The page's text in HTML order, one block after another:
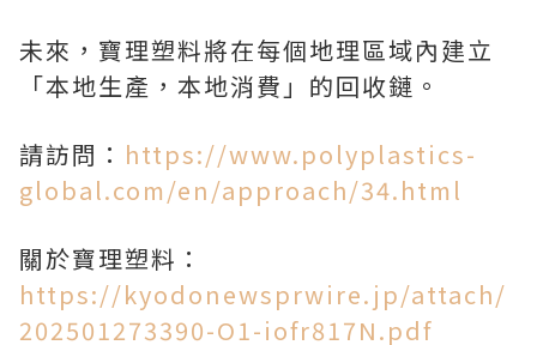
未來，寶理塑料將在每個地理區域內建立
「本地生產，本地消費」的回收鏈。
請訪問： https://www.polyplastics-
global.com/en/approach/34.html
關於寶理塑料：
https://kyodonewsprwire.jp/attach/
202501273390-O1-iofr817N.pdf